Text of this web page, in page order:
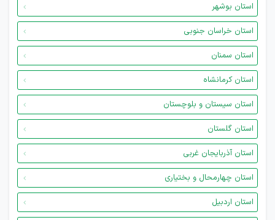
استان بوشهر
استان خراسان جنوبی
استان سمنان
استان کرمانشاه
استان سیستان و بلوچستان
استان گلستان
استان آذربایجان غربی
استان چهارمحال و بختیاری
استان اردبیل